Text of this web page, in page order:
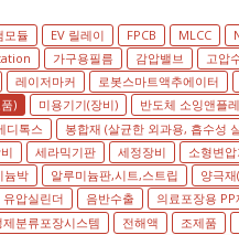
모듈 EV 릴레이 FPCB MLCC
가구용필름 감압밸브 고압
레이저마커 로봇스마트액추에이터
) 미용기기(장비) 반도체 소잉앤플
디톡스 봉합재 (살균한 외과용, 흡수성
세라믹기판 세정장비 소형변
늄박 알루미늄판,시트,스트립 양극재
유압실린더 음반수출
의료포장용 PP
제분류포장시스템 전해액 조제품